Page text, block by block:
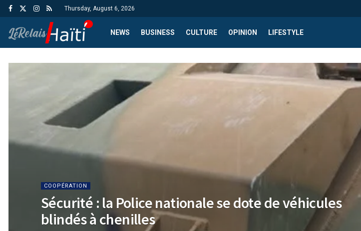
Thursday, August 6, 2026
NEWS BUSINESS CULTURE OPINION LIFESTYLE
COOPÉRATION
Sécurité : la Police nationale se dote de véhicules
blindés à chenilles